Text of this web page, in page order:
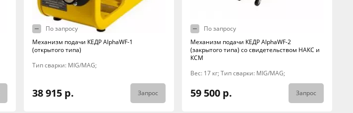
По запросу
Механизм подачи КЕДР AlphaWF-1
(открытого типа)
Тип сварки: MIG/MAG;
38 915 р. Запрос
По запросу
Механизм подачи КЕДР AlphaWF-2
(закрытого типа) со свидетельством НАКС и
КСМ
Вес: 17 кг; Тип сварки: MIG/MAG;
59 500 р. Запрос